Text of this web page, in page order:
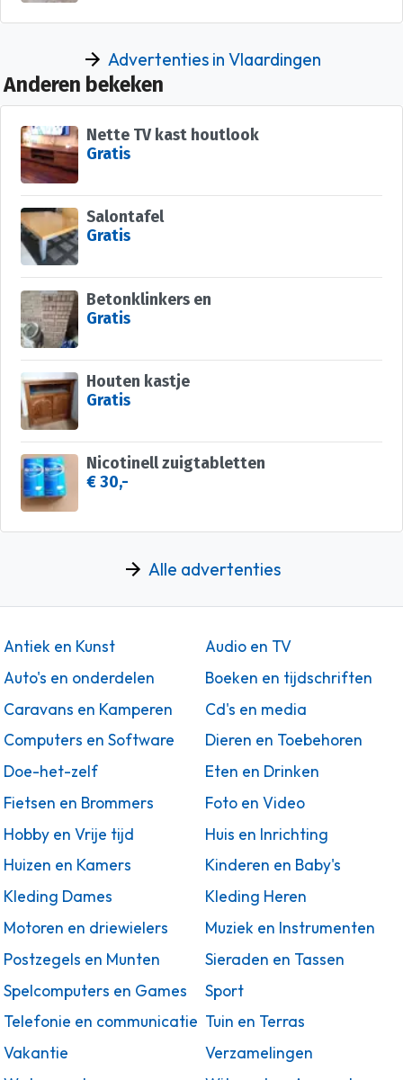
Advertenties in Vlaardingen
Anderen bekeken
Nette TV kast houtlook
Gratis
Salontafel
Gratis
Betonklinkers en
Gratis
Houten kastje
Gratis
Nicotinell zuigtabletten
€ 30,-
Alle advertenties
Antiek en Kunst
Audio en TV
Auto's en onderdelen
Boeken en tijdschriften
Caravans en Kamperen
Cd's en media
Computers en Software
Dieren en Toebehoren
Doe-het-zelf
Eten en Drinken
Fietsen en Brommers
Foto en Video
Hobby en Vrije tijd
Huis en Inrichting
Huizen en Kamers
Kinderen en Baby's
Kleding Dames
Kleding Heren
Motoren en driewielers
Muziek en Instrumenten
Postzegels en Munten
Sieraden en Tassen
Spelcomputers en Games
Sport
Telefonie en communicatie Tuin en Terras
Vakantie
Verzamelingen